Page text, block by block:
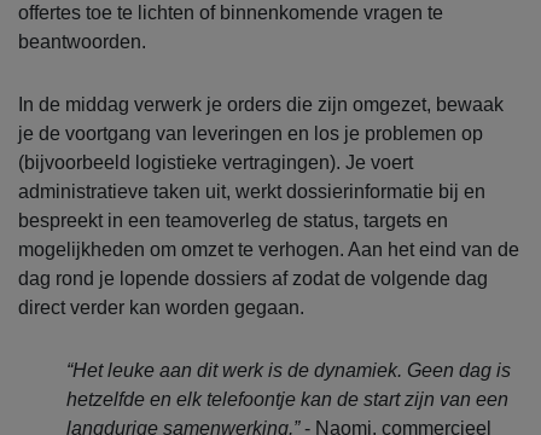
offertes toe te lichten of binnenkomende vragen te
beantwoorden.
In de middag verwerk je orders die zijn omgezet, bewaak
je de voortgang van leveringen en los je problemen op
(bijvoorbeeld logistieke vertragingen). Je voert
administratieve taken uit, werkt dossierinformatie bij en
bespreekt in een teamoverleg de status, targets en
mogelijkheden om omzet te verhogen. Aan het eind van de
dag rond je lopende dossiers af zodat de volgende dag
direct verder kan worden gegaan.
“Het leuke aan dit werk is de dynamiek. Geen dag is
hetzelfde en elk telefoontje kan de start zijn van een
langdurige samenwerking.”- Naomi, commercieel